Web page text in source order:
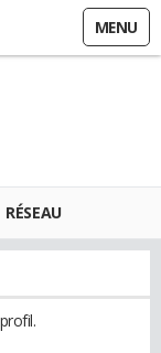
MENU
RÉSEAU